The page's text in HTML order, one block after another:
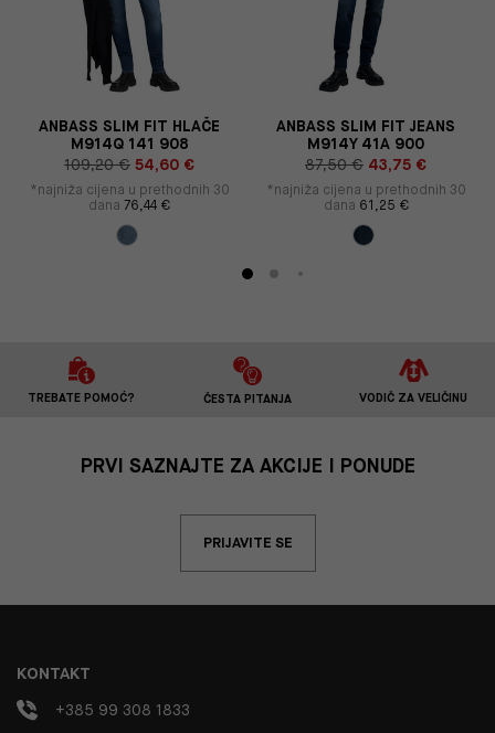
ANBASS SLIM FIT HLAČE
M914Q 141 908
109,20 € 54,60 €
*najniža cijena u prethodnih 30
dana 76,44 €
ANBASS SLIM FIT JEANS
M914Y 41A 900
87,50 € 43,75 €
*najniža cijena u prethodnih 30
dana 61,25 €
TREBATE POMOĆ? ČESTA PITANJA VODIČ ZA VELIČINU
PRVI SAZNAJTE ZA AKCIJE I PONUDE
PRIJAVITE SE
KONTAKT
+385 99 308 1833